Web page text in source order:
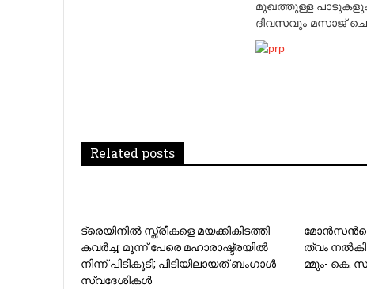
മുഖത്തുള്ള പാടുകളും
ദിവസവും മസാജ്
Related posts
ട്രെയിനില്‍ സ്ത്രീകളെ മയക്കികിടത്തി
കവര്‍ച്ച; മൂന്ന് പേരെ മഹാരാഷ്ട്രയില്‍
നിന്ന് പിടികൂടി; പിടിയിലായത് ബംഗാള്‍
സ്വദേശികള്‍
ത്വം
മ്മും- കെ.